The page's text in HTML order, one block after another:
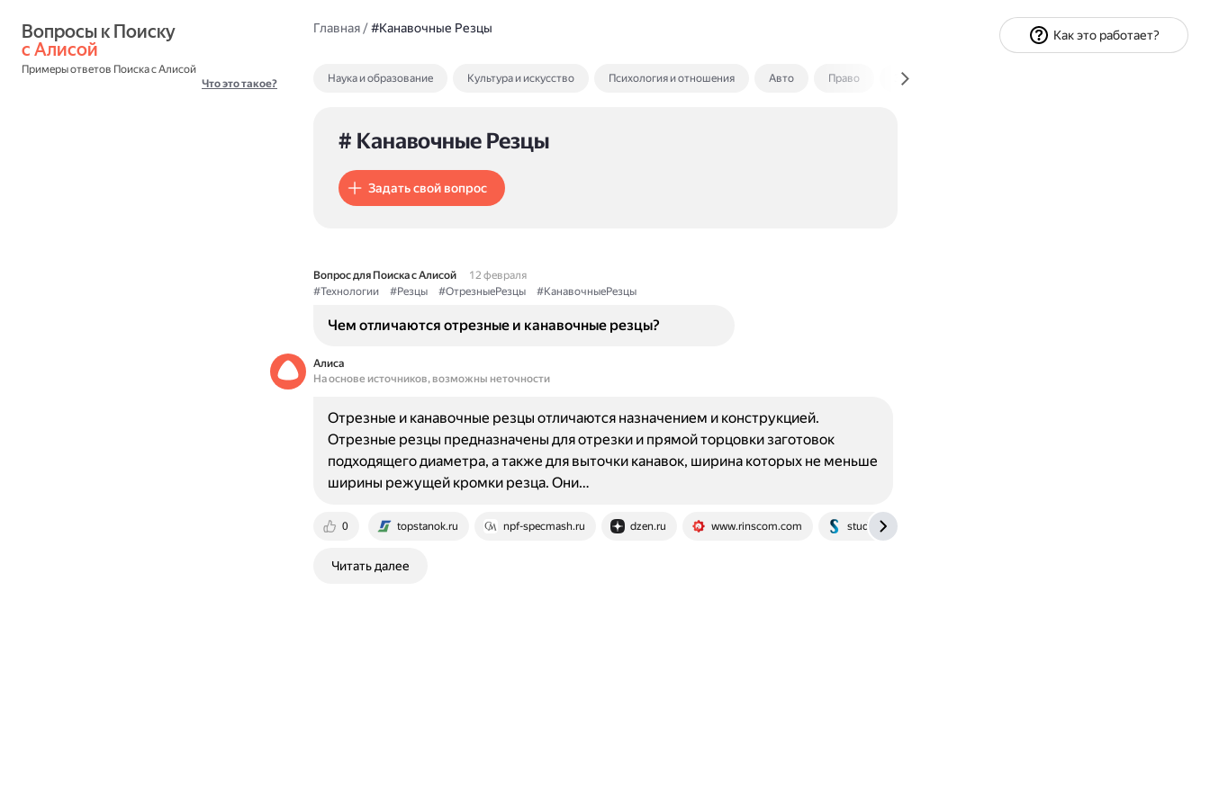
с Алисой
Примеры ответов Поиска с Алисой
Что это такое?
Главная/#Канавочные Резцы
Наука и образование Культура и искусство Психология и отношения Авто Право Экономика и финансы
# Канавочные Резцы
Задать свой вопрос
Вопрос для Поиска с Алисой
12 февраля
#Технологии
#Резцы #ОтрезныеРезцы #КанавочныеРезцы
Чем отличаются отрезные и канавочные резцы?
Алиса
На основе источников, возможны неточности
0 topstanok.ru npf-specmash.ru dzen.ru www.rinscom.com studfile.net
Отрезные и канавочные резцы отличаются назначением и конструкцией.
Отрезные резцы предназначены для отрезки и прямой торцовки заготовок
подходящего диаметра, а также для выточки канавок, ширина которых не меньше
ширины режущей кромки резца. Они…
Читать далее
Как это работает?